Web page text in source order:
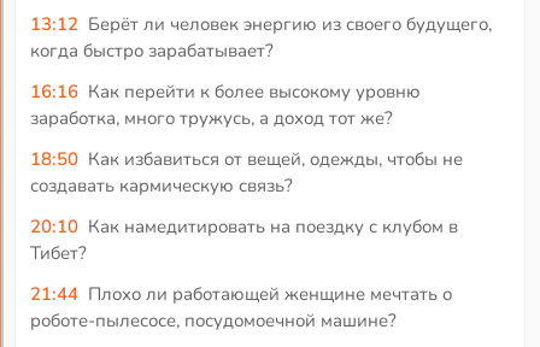
13:12 Берёт ли человек энергию из своего будущего,
когда быстро зарабатывает?
16:16 Как перейти к более высокому уровню
заработка, много тружусь, а доход тот же?
18:50 Как избавиться от вещей, одежды, чтобы не
создавать кармическую связь?
20:10 Как намедитировать на поездку с клубом в
Тибет?
21:44 Плохо ли работающей женщине мечтать о
роботе-пылесосе, посудомоечной машине?